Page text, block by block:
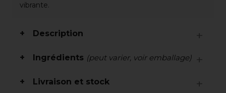
vibrante.
Description
Ingrédients (peut varier, voir emballage)
Livraison et stock